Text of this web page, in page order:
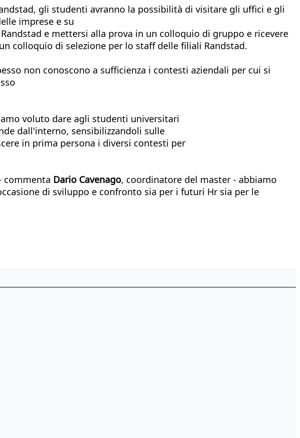
gli studenti avranno la possibilità di visitare gli uffici e gli
imprese e su
e mettersi alla prova in un colloquio di gruppo e ricevere
colloquio di selezione per lo staff delle filiali Randstad.
non conoscono a sufficienza i contesti aziendali per cui si
voluto dare agli studenti universitari
dall'interno, sensibilizzandoli sulle
in prima persona i diversi contesti per
commenta Dario Cavenago, coordinatore del master - abbiamo
di sviluppo e confronto sia per i futuri Hr sia per le